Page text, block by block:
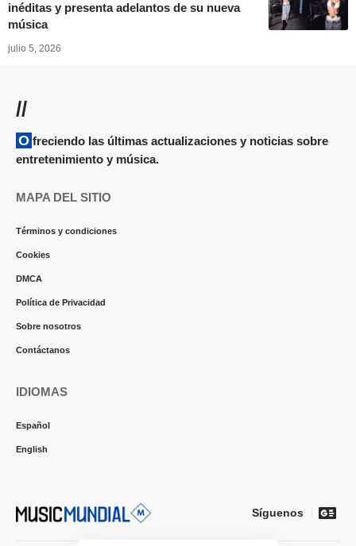
inéditas y presenta adelantos de su nueva
música
julio 5, 2026
//
Ofreciendo las últimas actualizaciones y noticias sobre
entretenimiento y música.
MAPA DEL SITIO
Términos y condiciones
Cookies
DMCA
Política de Privacidad
Sobre nosotros
Contáctanos
IDIOMAS
Español
English
Síguenos